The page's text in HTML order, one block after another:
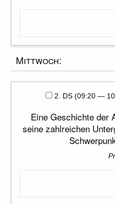
Mittwoch:
2. DS (09:20 —
Eine Geschichte der
seine zahlreichen